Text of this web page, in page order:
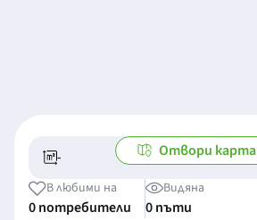
- -/-
Отвори карта
В любими на
0 потребители
Видяна
0 пъти